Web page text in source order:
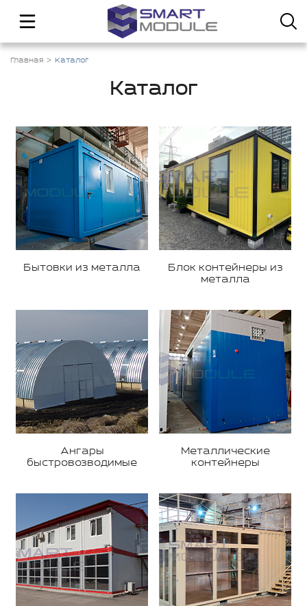
Главная Каталог
Каталог
Бытовки из металла
Блок контейнеры из
металла
Ангары
быстровозводимые
Металлические
контейнеры